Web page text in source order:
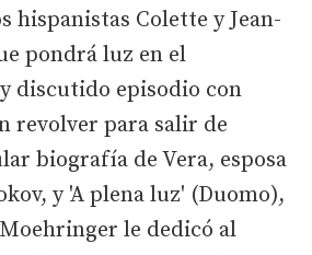
hispanistas Colette y Jean-
pondrá luz en el
discutido episodio con
revolver para salir de
biografía de Vera, esposa
y 'A plena luz' (Duomo),
le dedicó al